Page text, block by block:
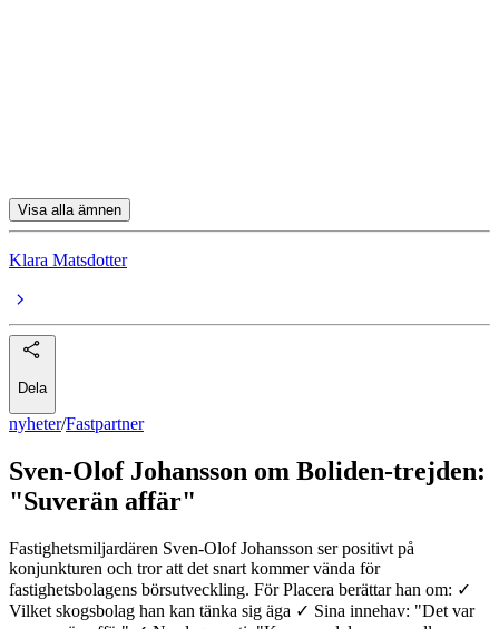
Visa alla ämnen
Klara Matsdotter
Dela
nyheter/Fastpartner
Sven-Olof Johansson om Boliden-trejden:
"Suverän affär"
Fastighetsmiljardären Sven-Olof Johansson ser positivt på
konjunkturen och tror att det snart kommer vända för
fastighetsbolagens börsutveckling. För Placera berättar han om: ✓
Vilket skogsbolag han kan tänka sig äga ✓ Sina innehav: "Det var